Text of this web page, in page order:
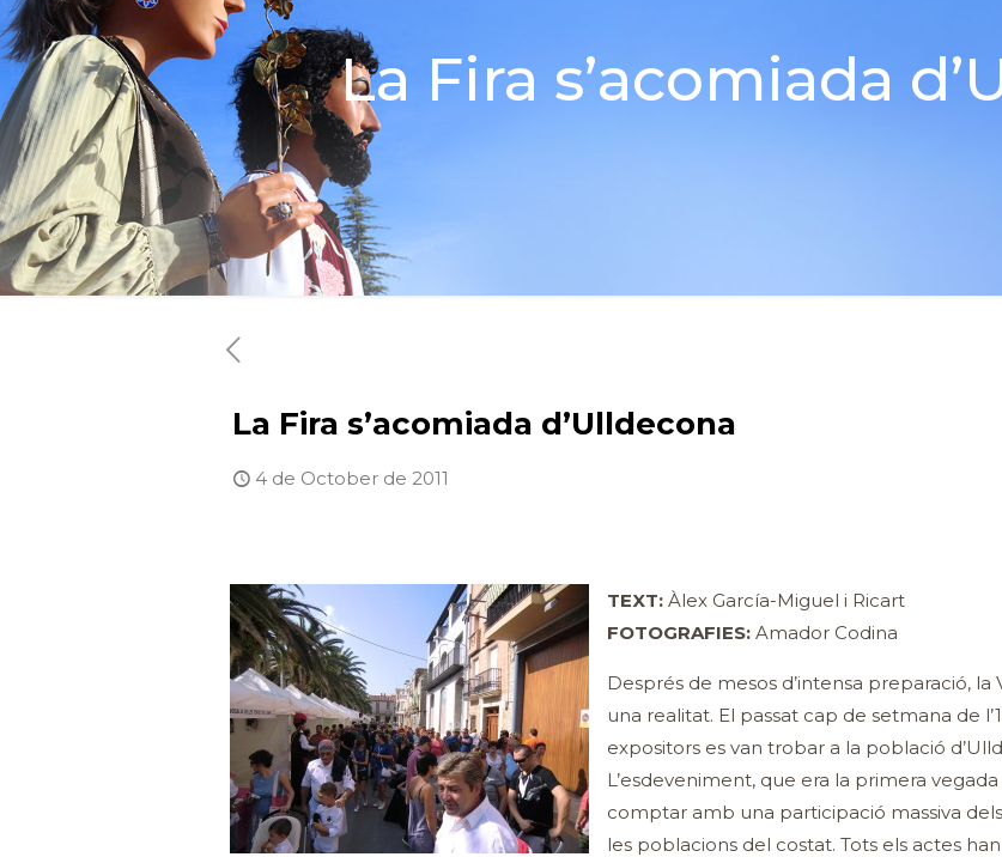
La Fira s’acomiada
La Fira s’acomiada d’Ulldecona
4 de October de 2011
TEXT:Àlex García-Miguel i Ricart
FOTOGRAFIES:Amador Codina
Després de mesos d’intensa preparació,
una realitat. El passat cap de setmana de
expositors es van trobar a la població
L’esdeveniment, que era la primera
comptar amb una participació massiva
les poblacions del costat. Tots els actes